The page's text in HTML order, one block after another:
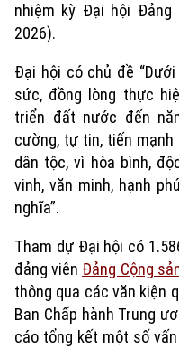
Xu hướng
nhiệm kỳ Đại hội Đảng
2026).
Đại hội có chủ đề
sức, đồng lòng thực
triển đất nước đến
cường, tự tin, tiến
dân tộc, vì hòa bình,
vinh, văn minh, hạnh
nghĩa”.
Tham dự Đại hội có
đảng viên Đảng Cộng
thông qua các văn kiện
Ban Chấp hành Trung
cáo tổng kết một số